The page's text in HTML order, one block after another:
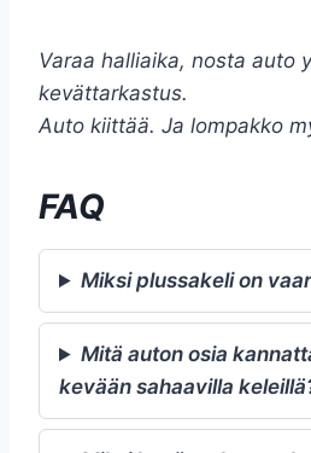
Varaa halliaika, nosta auto
kevättarkastus.
Auto kiittää. Ja lompakko
FAQ
Miksi plussakeli on
Mitä auton osia
kevään sahaavilla